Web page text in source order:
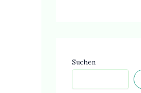
Suchen